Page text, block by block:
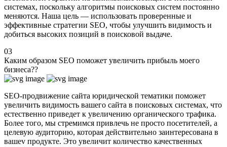
системах, поскольку алгоритмы поисковых систем постоянно
меняются. Наша цель — использовать проверенные и
эффективные стратегии SEO, чтобы улучшить видимость и
добиться высоких позиций в поисковой выдаче.
03
Каким образом SEO поможет увеличить прибыль моего
бизнеса??
SEO-продвижение сайта юридической тематики поможет
увеличить видимость вашего сайта в поисковых системах, что
естественно приведет к увеличению органического трафика.
Более того, мы стремимся привлечь не просто посетителей, а
целевую аудиторию, которая действительно заинтересована в
вашеv продукте. Это увеличит количество качественных